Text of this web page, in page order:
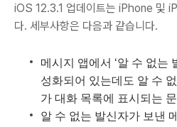
iOS 12.3.1 업데이트는 iPhone 및
다. 세부사항은 다음과 같습니다.
메시지 앱에서 ‘알 수 없는
성화되어 있는데도 알 수
가 대화 목록에 표시되는
알 수 없는 발신자가 보낸